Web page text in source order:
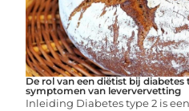
De rol van een diëtist bij
symptomen van leververvetting
Inleiding Diabetes type 2 is